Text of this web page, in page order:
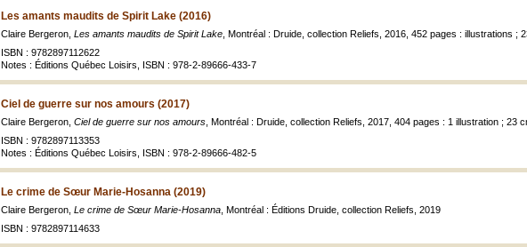
Les amants maudits de Spirit Lake (2016)
Claire Bergeron, Les amants maudits de Spirit Lake , Montréal : Druide, collection Reliefs, 2016, 452 pages : illustrations ;
ISBN : 9782897112622
Notes : Éditions Québec Loisirs, ISBN : 978-2-89666-433-7
Ciel de guerre sur nos amours (2017)
Claire Bergeron, Ciel de guerre sur nos amours , Montréal : Druide, collection Reliefs, 2017, 404 pages : 1 illustration ; 23
ISBN : 9782897113353
Notes : Éditions Québec Loisirs, ISBN : 978-2-89666-482-5
Le crime de Sœur Marie-Hosanna (2019)
Claire Bergeron, Le crime de Sœur Marie-Hosanna , Montréal : Éditions Druide, collection Reliefs, 2019
ISBN : 9782897114633